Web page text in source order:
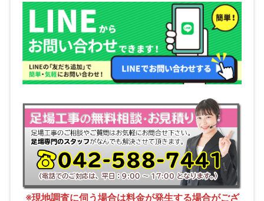
※現地調査に伺う場合は料金が発生する場合がござ